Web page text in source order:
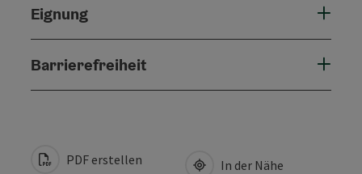
Eignung
Barrierefreiheit
PDF erstellen In der Nähe